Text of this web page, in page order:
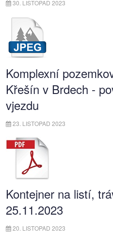
30. LISTOPAD 2023
Komplexní
Křešín v Brdech -
vjezdu
23. LISTOPAD 2023
Kontejner na listí,
25.11.2023
20. LISTOPAD 2023